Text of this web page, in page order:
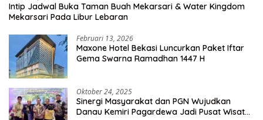
Intip Jadwal Buka Taman Buah Mekarsari & Water Kingdom
Mekarsari Pada Libur Lebaran
Februari 13, 2026
Maxone Hotel Bekasi Luncurkan Paket Iftar
Gema Swarna Ramadhan 1447 H
Oktober 24, 2025
Sinergi Masyarakat dan PGN Wujudkan
Danau Kemiri Pagardewa Jadi Pusat Wisata